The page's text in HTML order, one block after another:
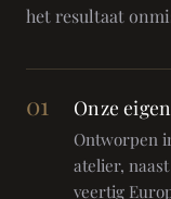
het resultaat
01 Onze
Ontworpen
atelier,
veertig